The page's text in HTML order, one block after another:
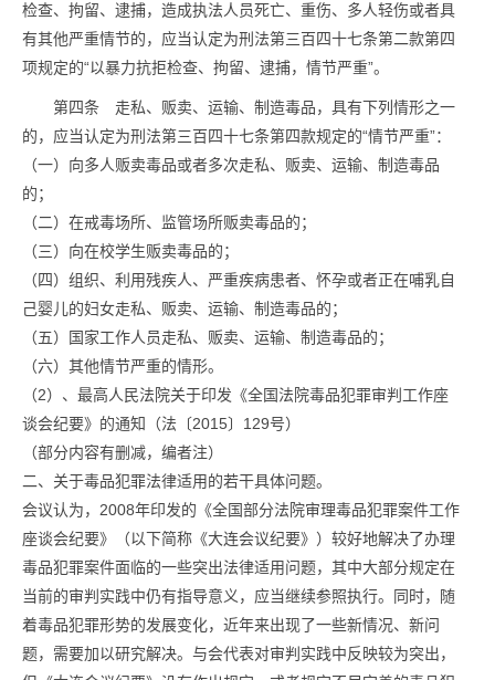
检查、拘留、逮捕，造成执法人员死亡、重伤、多人轻伤或者具
有其他严重情节的，应当认定为刑法第三百四十七条第二款第四
项规定的“以暴力抗拒检查、拘留、逮捕，情节严重”。
第四条 走私、贩卖、运输、制造毒品，具有下列情形之一
的，应当认定为刑法第三百四十七条第四款规定的“情节严重”：
（一）向多人贩卖毒品或者多次走私、贩卖、运输、制造毒品
的；
（二）在戒毒场所、监管场所贩卖毒品的；
（三）向在校学生贩卖毒品的；
（四）组织、利用残疾人、严重疾病患者、怀孕或者正在哺乳自
己婴儿的妇女走私、贩卖、运输、制造毒品的；
（五）国家工作人员走私、贩卖、运输、制造毒品的；
（六）其他情节严重的情形。
（2）、最高人民法院关于印发《全国法院毒品犯罪审判工作座
谈会纪要》的通知（法〔2015〕129号）
（部分内容有删减，编者注）
二、关于毒品犯罪法律适用的若干具体问题。
会议认为，2008年印发的《全国部分法院审理毒品犯罪案件工作
座谈会纪要》（以下简称《大连会议纪要》）较好地解决了办理
毒品犯罪案件面临的一些突出法律适用问题，其中大部分规定在
当前的审判实践中仍有指导意义，应当继续参照执行。同时，随
着毒品犯罪形势的发展变化，近年来出现了一些新情况、新问
题，需要加以研究解决。与会代表对审判实践中反映较为突出，